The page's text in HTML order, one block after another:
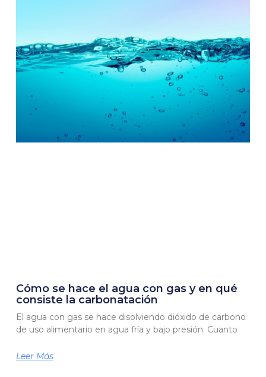
Cómo se hace el agua con gas y en qué
consiste la carbonatación
El agua con gas se hace disolviendo dióxido de carbono
de uso alimentario en agua fría y bajo presión. Cuanto
Leer Más